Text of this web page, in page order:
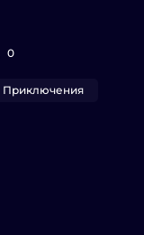
0
Приключения